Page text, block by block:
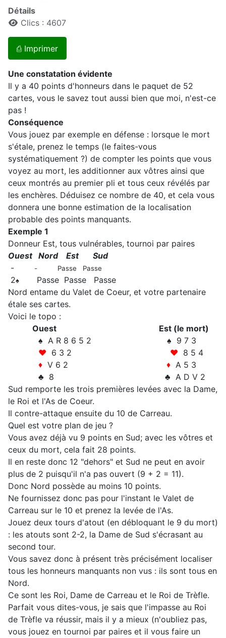
Détails
Clics : 4607
⎙ Imprimer
Une constatation évidente
Il y a 40 points d'honneurs dans le paquet de 52
cartes, vous le savez tout aussi bien que moi, n'est-ce
pas !
Conséquence
Vous jouez par exemple en défense : lorsque le mort
s'étale, prenez le temps (le faites-vous
systématiquement ?) de compter les points que vous
voyez au mort, les additionner aux vôtres ainsi que
ceux montrés au premier pli et tous ceux révélés par
les enchères. Déduisez ce nombre de 40, et cela vous
donnera une bonne estimation de la localisation
probable des points manquants.
Exemple 1
Donneur Est, tous vulnérables, tournoi par paires
Ouest Nord Est Sud
- - Passe Passe
2♠
Passe Passe Passe
Nord entame du Valet de Coeur, et votre partenaire
étale ses cartes.
Voici le topo :
Ouest
Est (le mort)
♠ A R 8 6 5 2 ♠ 9 7 3
♥ 6 3 2 ♥ 8 5 4
♦ V 6 2 ♦ A 5 3
♣ 8 ♣ A D V 2
Sud remporte les trois premières levées avec la Dame,
le Roi et l'As de Coeur.
Il contre-attaque ensuite du 10 de Carreau.
Quel est votre plan de jeu ?
Vous avez déjà vu 9 points en Sud; avec les vôtres et
ceux du mort, cela fait 28 points.
Il en reste donc 12 "dehors" et Sud ne peut en avoir
plus de 2 puisqu'il n'a pas ouvert (9 + 2 = 11).
Donc Nord possède au moins 10 points.
Ne fournissez donc pas pour l'instant le Valet de
Carreau sur le 10 et prenez la levée de l'As.
Jouez deux tours d'atout (en débloquant le 9 du mort)
: les atouts sont 2-2, la Dame de Sud s'écrasant au
second tour.
Vous savez donc à présent très précisément localiser
tous les honneurs manquants non vus : ils sont tous en
Nord.
Ce sont les Roi, Dame de Carreau et le Roi de Trèfle.
Parfait vous dites-vous, je sais que l'impasse au Roi
de Trèfle va réussir, mais il y a mieux (n'oubliez pas,
vous jouez en tournoi par paires et il vous faire un